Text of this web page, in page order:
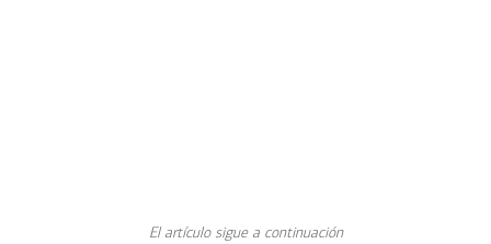
TranscripciónEl artículo sigue a continuación